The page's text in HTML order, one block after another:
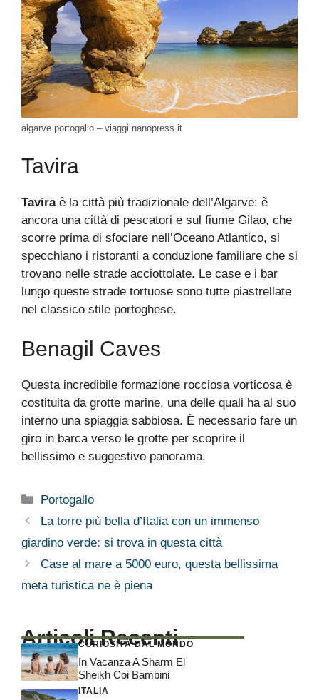
algarve portogallo – viaggi.nanopress.it
Tavira
Tavira è la città più tradizionale dell’Algarve: è
ancora una città di pescatori e sul fiume Gilao, che
scorre prima di sfociare nell’Oceano Atlantico, si
specchiano i ristoranti a conduzione familiare che si
trovano nelle strade acciottolate. Le case e i bar
lungo queste strade tortuose sono tutte piastrellate
nel classico stile portoghese.
Benagil Caves
Questa incredibile formazione rocciosa vorticosa è
costituita da grotte marine, una delle quali ha al suo
interno una spiaggia sabbiosa. È necessario fare un
giro in barca verso le grotte per scoprire il
bellissimo e suggestivo panorama.
Categorie
Portogallo
La torre più bella d’Italia con un immenso
giardino verde: si trova in questa città
Case al mare a 5000 euro, questa bellissima
meta turistica ne è piena
Articoli Recenti
CURIOSITÀ DAL MONDO
In Vacanza A Sharm El
Sheikh Coi Bambini
ITALIA